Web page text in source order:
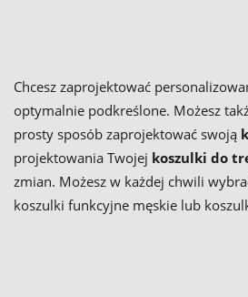
Chcesz zaprojektować
optymalnie podkreślone. Możesz
prosty sposób zaprojektować swoją
projektowania Twojej koszulki do
zmian. Możesz w każdej chwili
koszulki funkcyjne męskie lub